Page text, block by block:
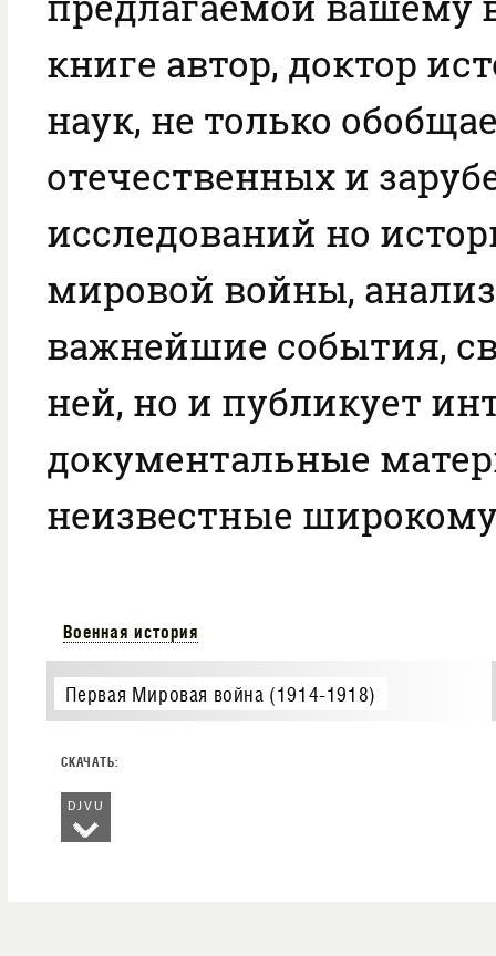
книге автор, доктор
наук, не только
отечественных и
исследований но
мировой войны,
важнейшие события,
ней, но и публикует
документальные
неизвестные
Военная история
Первая Мировая война (1914-1918)
DJVU